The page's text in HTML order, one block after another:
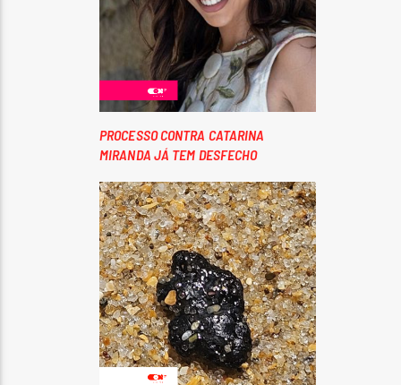
PROCESSO CONTRA CATARINA
MIRANDA JÁ TEM DESFECHO